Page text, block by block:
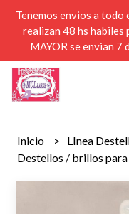
Tenemos envios a todo
realizan 48 hs
MAYOR se envian 7
Inicio
LInea
Destellos / brillos